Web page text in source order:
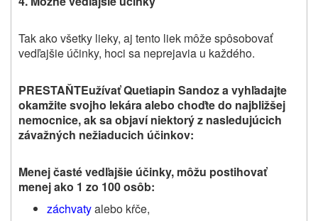
Tak ako všetky lieky, aj tento liek môže spôsobovať
vedľajšie účinky, hoci sa neprejavia u každého.
PRESTAŇTEužívať Quetiapin Sandoza vyhľadajte
okamžite svojho lekára alebo choďte do najbližšej
nemocnice, ak sa objaví niektorý z nasledujúcich
závažných nežiaducich účinkov:
Menej časté vedľajšie účinky, môžu postihovať
menej ako 1 zo 100 osôb:
záchvatyalebo kŕče,